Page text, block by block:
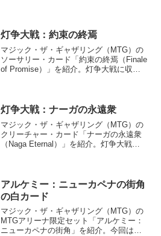
灯争大戦：約束の終焉
マジック・ザ・ギャザリング（MTG）の
ソーサリー・カード「約束の終焉（Finale
of Promise）」を紹介。灯争大戦に収
灯争大戦：ナーガの永遠衆
マジック・ザ・ギャザリング（MTG）の
クリーチャー・カード「ナーガの永遠衆
（Naga Eternal）」を紹介。灯争大戦に
アルケミー：ニューカペナの街角
の白カード
マジック・ザ・ギャザリング（MTG）の
MTGアリーナ限定セット「アルケミー：
ニューカペナの街角」を紹介。今回は白